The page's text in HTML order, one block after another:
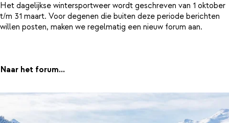
Het dagelijkse wintersportweer wordt geschreven van 1 oktober
t/m 31 maart. Voor degenen die buiten deze periode berichten
willen posten, maken we regelmatig een nieuw forum aan.
Naar het forum...